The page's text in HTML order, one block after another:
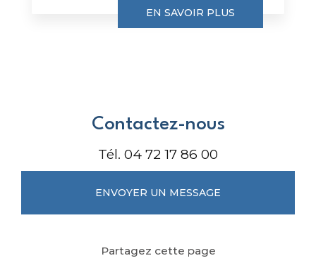
EN SAVOIR PLUS
Contactez-nous
Tél. 04 72 17 86 00
ENVOYER UN MESSAGE
Partagez cette page